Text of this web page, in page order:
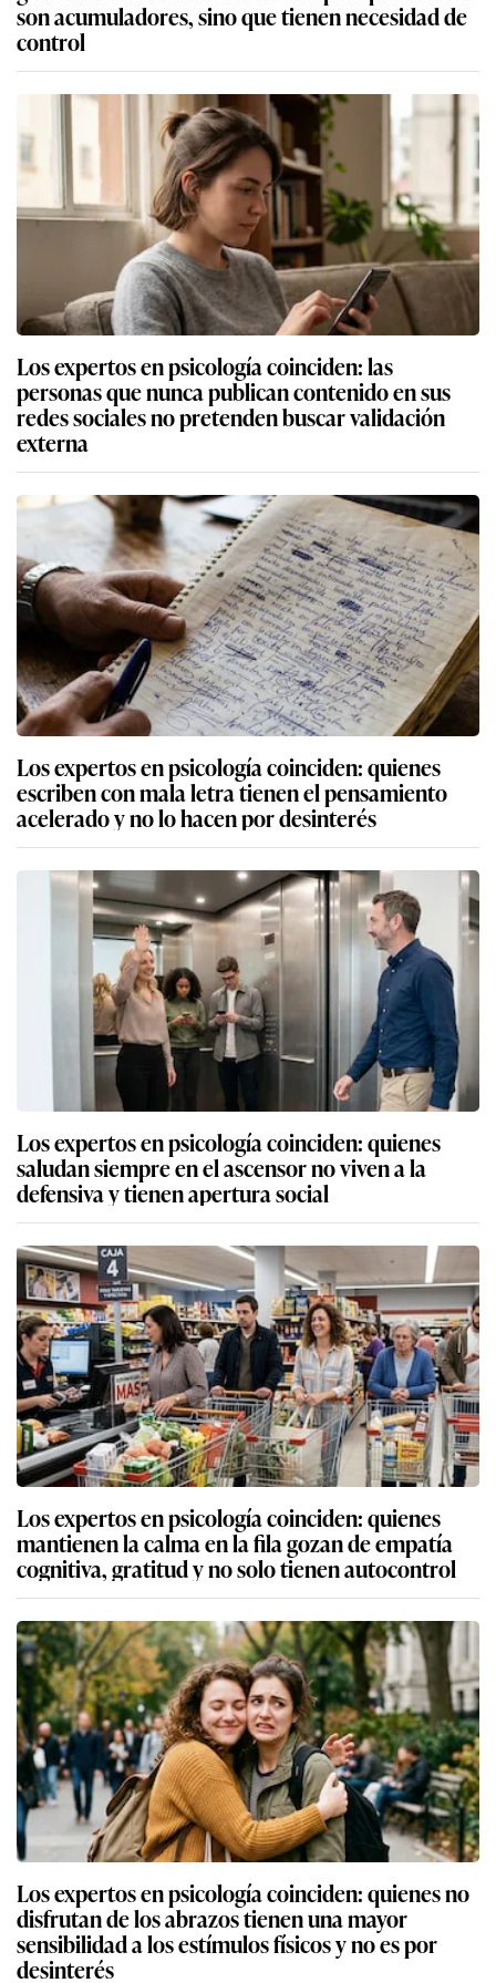
son acumuladores, sino que tienen necesidad de
control
Los expertos en psicología coinciden: las
personas que nunca publican contenido en sus
redes sociales no pretenden buscar validación
externa
Los expertos en psicología coinciden: quienes
escriben con mala letra tienen el pensamiento
acelerado y no lo hacen por desinterés
Los expertos en psicología coinciden: quienes
saludan siempre en el ascensor no viven a la
defensiva y tienen apertura social
Los expertos en psicología coinciden: quienes
mantienen la calma en la fila gozan de empatía
cognitiva, gratitud y no solo tienen autocontrol
Los expertos en psicología coinciden: quienes no
disfrutan de los abrazos tienen una mayor
sensibilidad a los estímulos físicos y no es por
desinterés